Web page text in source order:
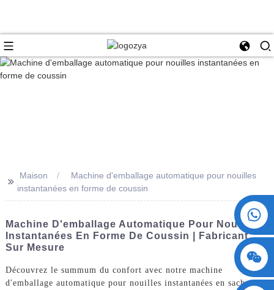
>>
Maison
Machine d'emballage automatique pour nouilles
instantanées en forme de coussin
Machine D'emballage Automatique Pour Nouilles
Instantanées En Forme De Coussin | Fabricant
Sur Mesure
Découvrez le summum du confort avec notre machine
d'emballage automatique pour nouilles instantanées en sachets